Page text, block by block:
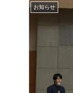
お知らせ